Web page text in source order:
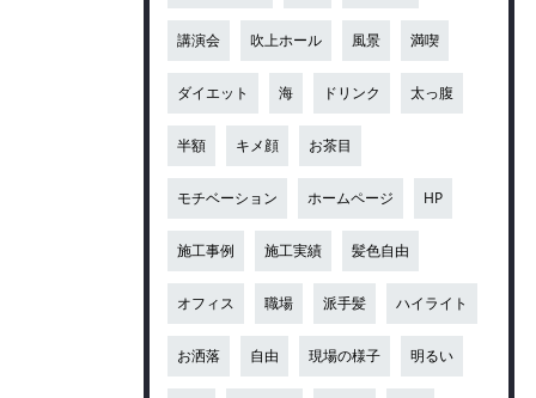
講演会 吹上ホール 風景 満喫
ダイエット 海 ドリンク 太っ腹
半額 キメ顔 お茶目
モチベーション ホームページ HP
施工事例 施工実績 髪色自由
オフィス 職場 派手髪 ハイライト
お洒落 自由 現場の様子 明るい